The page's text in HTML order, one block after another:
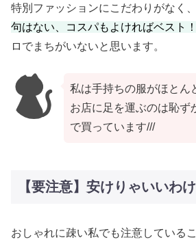
特別ファッションにこだわりがなく、
句はない、コスパもよければベスト！
ロでまちがいないと思います。
私は手持ちの服がほとん
お店に足を運ぶのは恥ず
で買っています///
【要注意】安けりゃいいわ
おしゃれに疎い私でも注意している